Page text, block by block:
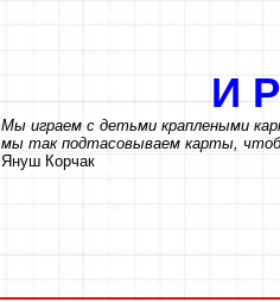
И
Мы играем с детьми краплеными
мы так подтасовываем карты,
Януш Корчак